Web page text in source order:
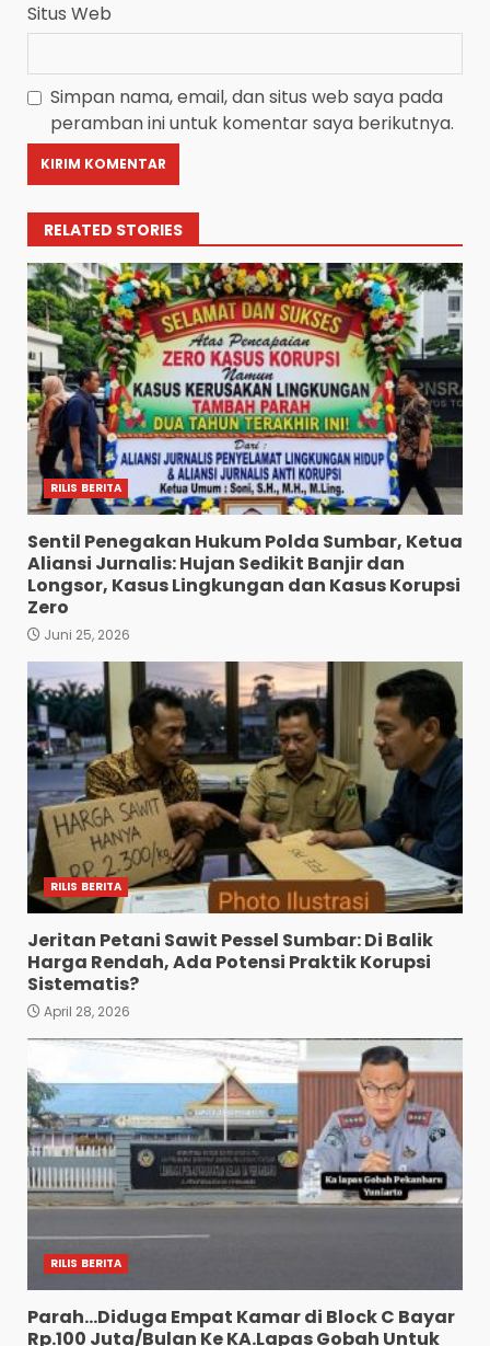
Situs Web
Simpan nama, email, dan situs web saya pada
peramban ini untuk komentar saya berikutnya.
RELATED STORIES
RILIS BERITA
Sentil Penegakan Hukum Polda Sumbar, Ketua
Aliansi Jurnalis: Hujan Sedikit Banjir dan
Longsor, Kasus Lingkungan dan Kasus Korupsi
Zero
Juni 25, 2026
RILIS BERITA
Jeritan Petani Sawit Pessel Sumbar: Di Balik
Harga Rendah, Ada Potensi Praktik Korupsi
Sistematis?
April 28, 2026
RILIS BERITA
Parah…Diduga Empat Kamar di Block C Bayar
Rp.100 Juta/Bulan Ke KA.Lapas Gobah Untuk